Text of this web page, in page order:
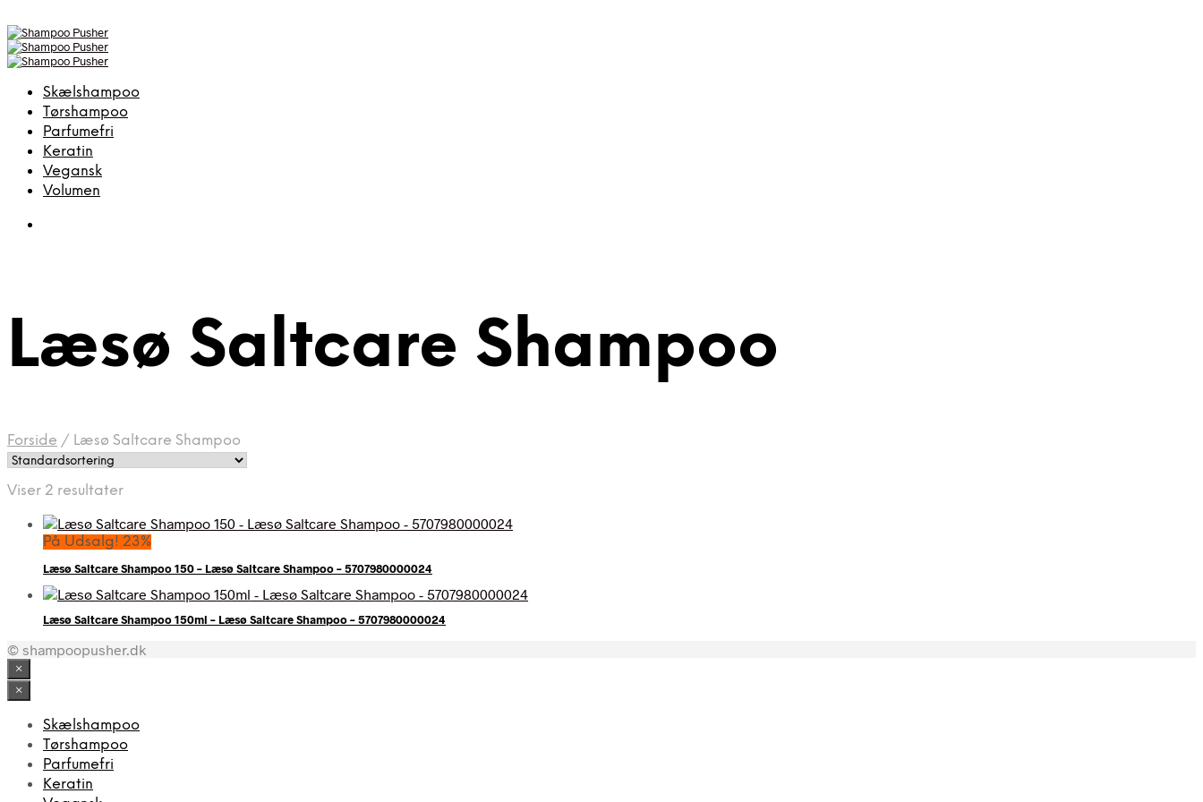
Skælshampoo
Tørshampoo
Parfumefri
Keratin
Vegansk
Volumen
Læsø Saltcare Shampoo
Forside / Læsø Saltcare Shampoo
Viser 2 resultater
På Udsalg! 23%
Læsø Saltcare Shampoo 150 – Læsø Saltcare Shampoo – 5707980000024
Læsø Saltcare Shampoo 150ml – Læsø Saltcare Shampoo – 5707980000024
© shampoopusher.dk
×
×
Skælshampoo
Tørshampoo
Parfumefri
Keratin